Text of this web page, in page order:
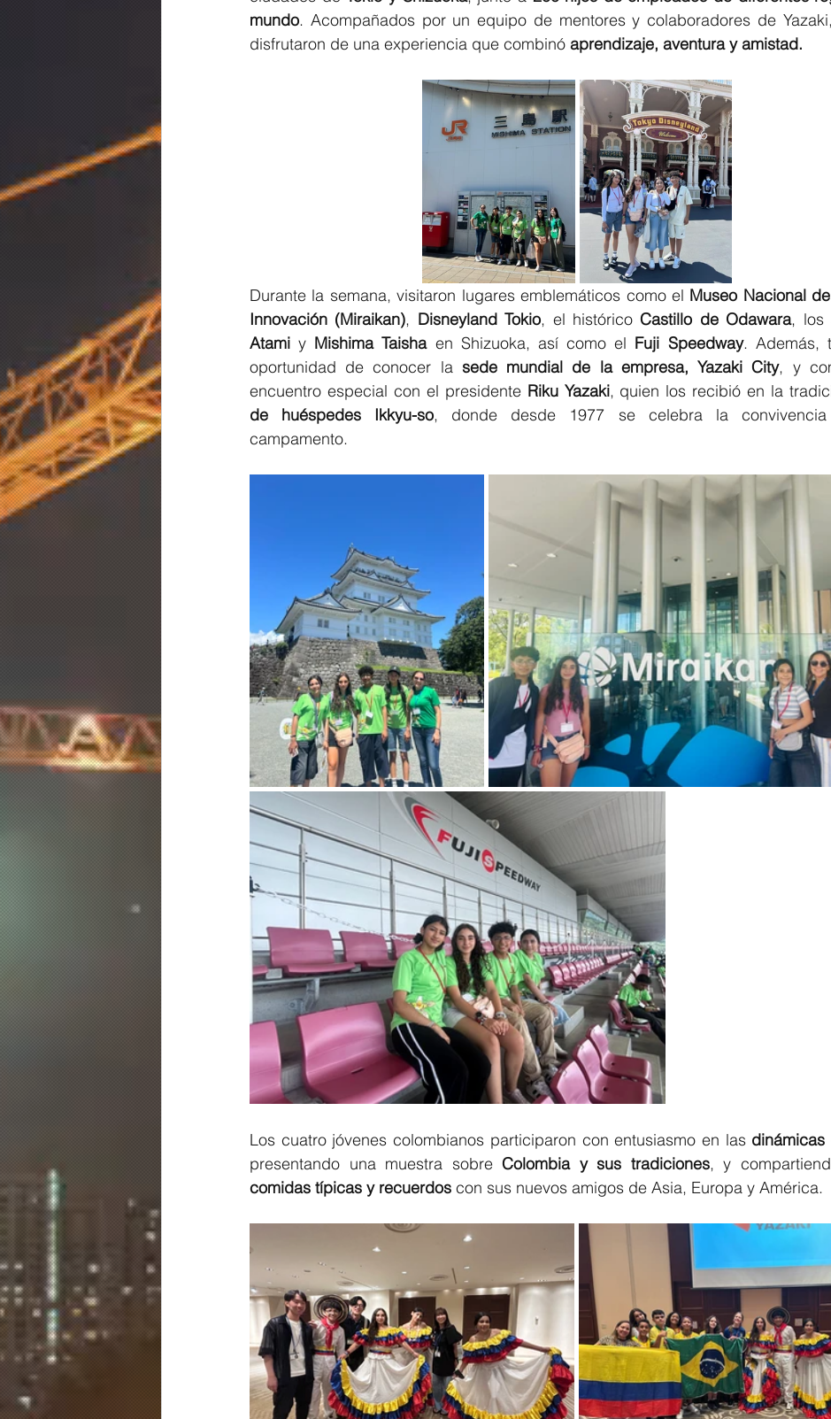
mundo. Acompañados por un equipo de mentores y colaboradores de
disfrutaron de una experiencia que combinó aprendizaje, aventura y amistad.
Durante la semana, visitaron lugares emblemáticos como el Museo Nacional
Innovación (Miraikan), Disneyland Tokio, el histórico Castillo de Odawara
Atami y Mishima Taisha en Shizuoka, así como el Fuji Speedway. Además,
oportunidad de conocer la sede mundial de la empresa, Yazaki City, y
encuentro especial con el presidente Riku Yazaki, quien los recibió en la
de huéspedes Ikkyu-so, donde desde 1977 se celebra la
campamento.
Los cuatro jóvenes colombianos participaron con entusiasmo en las dinámicas
presentando una muestra sobre Colombia y sus tradiciones, y
comidas típicas y recuerdos con sus nuevos amigos de Asia, Europa y América.